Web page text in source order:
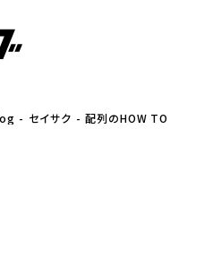
セイサク 配列のHOW TO